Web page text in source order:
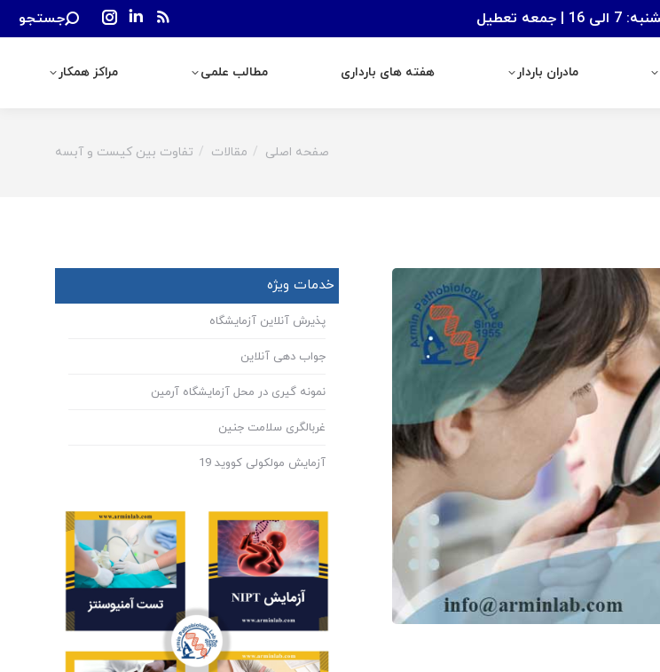
Rss
window
Linkedin
opens
window
Instagram
opens
window
Search:
جستجو
مادران باردار هفته های بارداری مطالب علمی مراکز همکار
You are here:
صفحه اصلی مقالات تفاوت بین کیست و آبسه
خدمات ویژه
پذیرش آنلاین آزمایشگاه
جواب دهی آنلاین
نمونه گیری در محل آزمایشگاه آرمین
غربالگری سلامت جنین
آزمایش مولکولی کووید 19
مادران باردار مراکز همکار